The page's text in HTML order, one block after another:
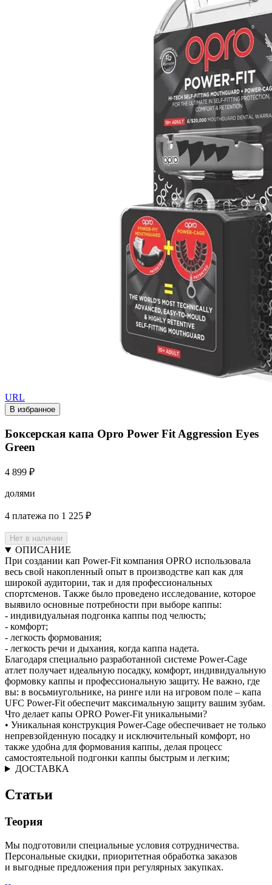
URL
В избранное
Боксерская капа Opro Power Fit Aggression Eyes
Green
4 899 ₽
долями
4 платежа по 1 225 ₽
Нет в наличии
ОПИСАНИЕ
При создании кап Power-Fit компания OPRO использовала
весь свой накопленный опыт в производстве кап как для
широкой аудитории, так и для профессиональных
спортсменов. Также было проведено исследование, которое
выявило основные потребности при выборе каппы:
- индивидуальная подгонка каппы под челюсть;
- комфорт;
- легкость формования;
- легкость речи и дыхания, когда каппа надета.
Благодаря специально разработанной системе Power-Cage
атлет получает идеальную посадку, комфорт, индивидуальную
формовку каппы и профессиональную защиту. Не важно, где
вы: в восьмиугольнике, на ринге или на игровом поле – капа
UFC Power-Fit обеспечит максимальную защиту вашим зубам.
Что делает капы OPRO Power-Fit уникальными?
• Уникальная конструкция Power-Cage обеспечивает не только
непревзойденную посадку и исключительный комфорт, но
также удобна для формования каппы, делая процесс
самостоятельной подгонки каппы быстрым и легким;
ДОСТАВКА
Статьи
Теория
Мы подготовили специальные условия сотрудничества.
Персональные скидки, приоритетная обработка заказов
и выгодные предложения при регулярных закупках.